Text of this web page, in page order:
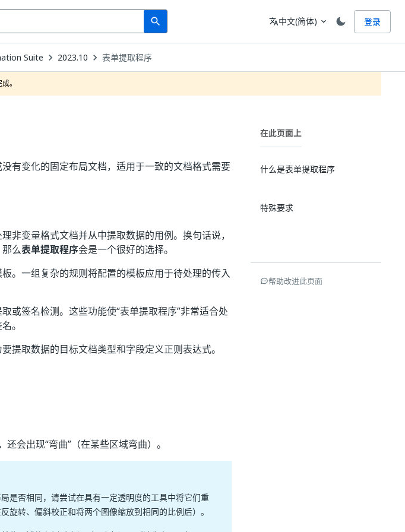
search
Search 语言
translate中文(简体) expand_more 登录
Suite 2023.10 表单提取程序
。
有变化的固定布局文档，适用于一致的文档格式需要
非变量格式文档并从中提取数据的用例。换句话说，
么表单提取程序会是一个很好的选择。
。一组复杂的规则将配置的模板应用于待处理的传入
或签名检测。这些功能使“表单提取程序”非常适合处
。
提取数据的目标文档类型和字段定义正则表达式。
会出现“弯曲”（在某些区域弯曲）。
是否相同，请尝试在具有一定透明度的工具中将它们重
旋转、偏斜校正和将两个图像缩放到相同的比例后）。
在此页面上
什么是表单提取程序
特殊要求
帮助改进此页面